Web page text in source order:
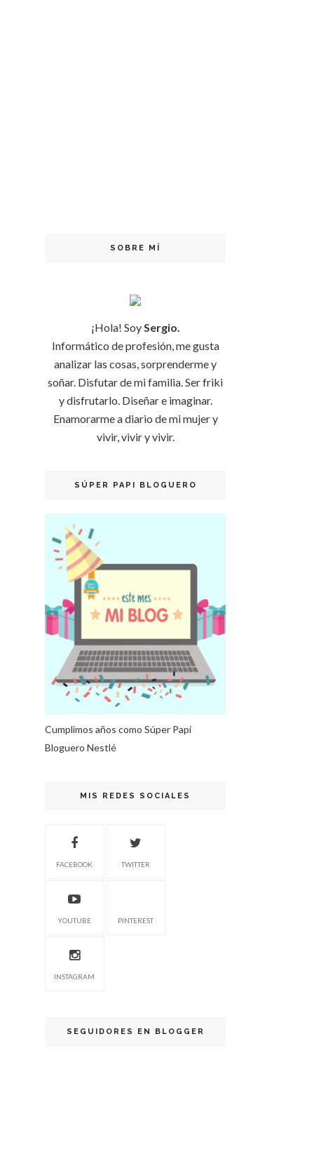
SOBRE MÍ
¡Hola! Soy Sergio.
Informático de profesión, me gusta
analizar las cosas, sorprenderme y
soñar. Disfutar de mi familia. Ser friki
y disfrutarlo. Diseñar e imaginar.
Enamorarme a diario de mi mujer y
vivir, vivir y vivir.
SÚPER PAPI BLOGUERO
Cumplimos años como Súper Papi
Bloguero Nestlé
MIS REDES SOCIALES
FACEBOOK TWITTER
YOUTUBE PINTEREST
INSTAGRAM
SEGUIDORES EN BLOGGER